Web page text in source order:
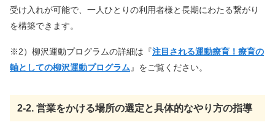
受け入れが可能で、一人ひとりの利用者様と長期にわたる繋がり
を構築できます。
※2）柳沢運動プログラムの詳細は『注目される運動療育！療育の
軸としての柳沢運動プログラム』をご覧ください。
2-2. 営業をかける場所の選定と具体的なやり方の指導